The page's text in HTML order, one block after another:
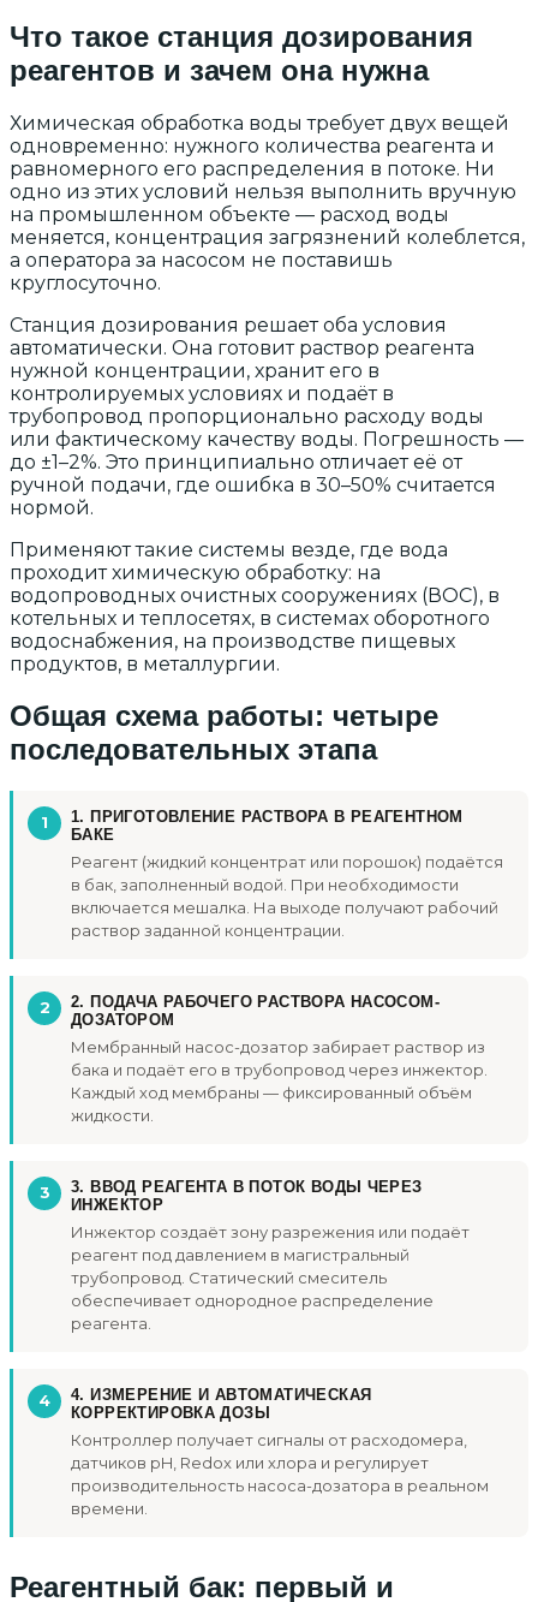
Что такое станция дозирования
реагентов и зачем она нужна
Химическая обработка воды требует двух вещей
одновременно: нужного количества реагента и
равномерного его распределения в потоке. Ни
одно из этих условий нельзя выполнить вручную
на промышленном объекте — расход воды
меняется, концентрация загрязнений колеблется,
а оператора за насосом не поставишь
круглосуточно.
Станция дозирования решает оба условия
автоматически. Она готовит раствор реагента
нужной концентрации, хранит его в
контролируемых условиях и подаёт в
трубопровод пропорционально расходу воды
или фактическому качеству воды. Погрешность —
до ±1–2%. Это принципиально отличает её от
ручной подачи, где ошибка в 30–50% считается
нормой.
Применяют такие системы везде, где вода
проходит химическую обработку: на
водопроводных очистных сооружениях (ВОС), в
котельных и теплосетях, в системах оборотного
водоснабжения, на производстве пищевых
продуктов, в металлургии.
Общая схема работы: четыре
последовательных этапа
1. ПРИГОТОВЛЕНИЕ РАСТВОРА В РЕАГЕНТНОМ
БАКЕ
Реагент (жидкий концентрат или порошок) подаётся
в бак, заполненный водой. При необходимости
включается мешалка. На выходе получают рабочий
раствор заданной концентрации.
2. ПОДАЧА РАБОЧЕГО РАСТВОРА НАСОСОМ-
ДОЗАТОРОМ
Мембранный насос-дозатор забирает раствор из
бака и подаёт его в трубопровод через инжектор.
Каждый ход мембраны — фиксированный объём
жидкости.
3. ВВОД РЕАГЕНТА В ПОТОК ВОДЫ ЧЕРЕЗ
ИНЖЕКТОР
Инжектор создаёт зону разрежения или подаёт
реагент под давлением в магистральный
трубопровод. Статический смеситель
обеспечивает однородное распределение
реагента.
4. ИЗМЕРЕНИЕ И АВТОМАТИЧЕСКАЯ
КОРРЕКТИРОВКА ДОЗЫ
Контроллер получает сигналы от расходомера,
датчиков pH, Redox или хлора и регулирует
производительность насоса-дозатора в реальном
времени.
Реагентный бак: первый и